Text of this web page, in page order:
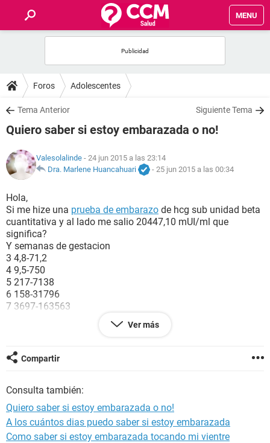
MENU
FOROS
SALUD
FAMILIA
NUTRICIÓN
BIENESTAR
SEXUALIDAD
GLOSARIO
Foros Adolescentes
Tema Anterior Siguiente Tema
Quiero saber si estoy embarazada o no!
Valesolalinde - 24 jun 2015 a las 23:14
Dra. Marlene Huancahuari
- 25 jun 2015 a las 00:34
Hola,
Si me hize una prueba de embarazo de hcg sub unidad beta
cuantitativa y al lado me salio 20447,10 mUI/ml que
significa?
Y semanas de gestacion
3 4,8-71,2
4 9,5-750
5 217-7138
6 158-31796
7 3697-163563
12 27832-210612
14 13950-62530
16 9040-56451
17 8175-55868
18 8099-58176
Urgenteee pls!
Ver más
Compartir
Consulta también:
Quiero saber si estoy embarazada o no!
A los cuántos dias puedo saber si estoy embarazada
Como saber si estoy embarazada tocando mi vientre